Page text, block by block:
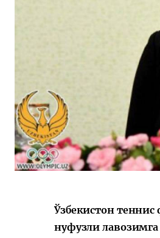
ташрифлари
Ўзбекистон
нуфузли лавозимга